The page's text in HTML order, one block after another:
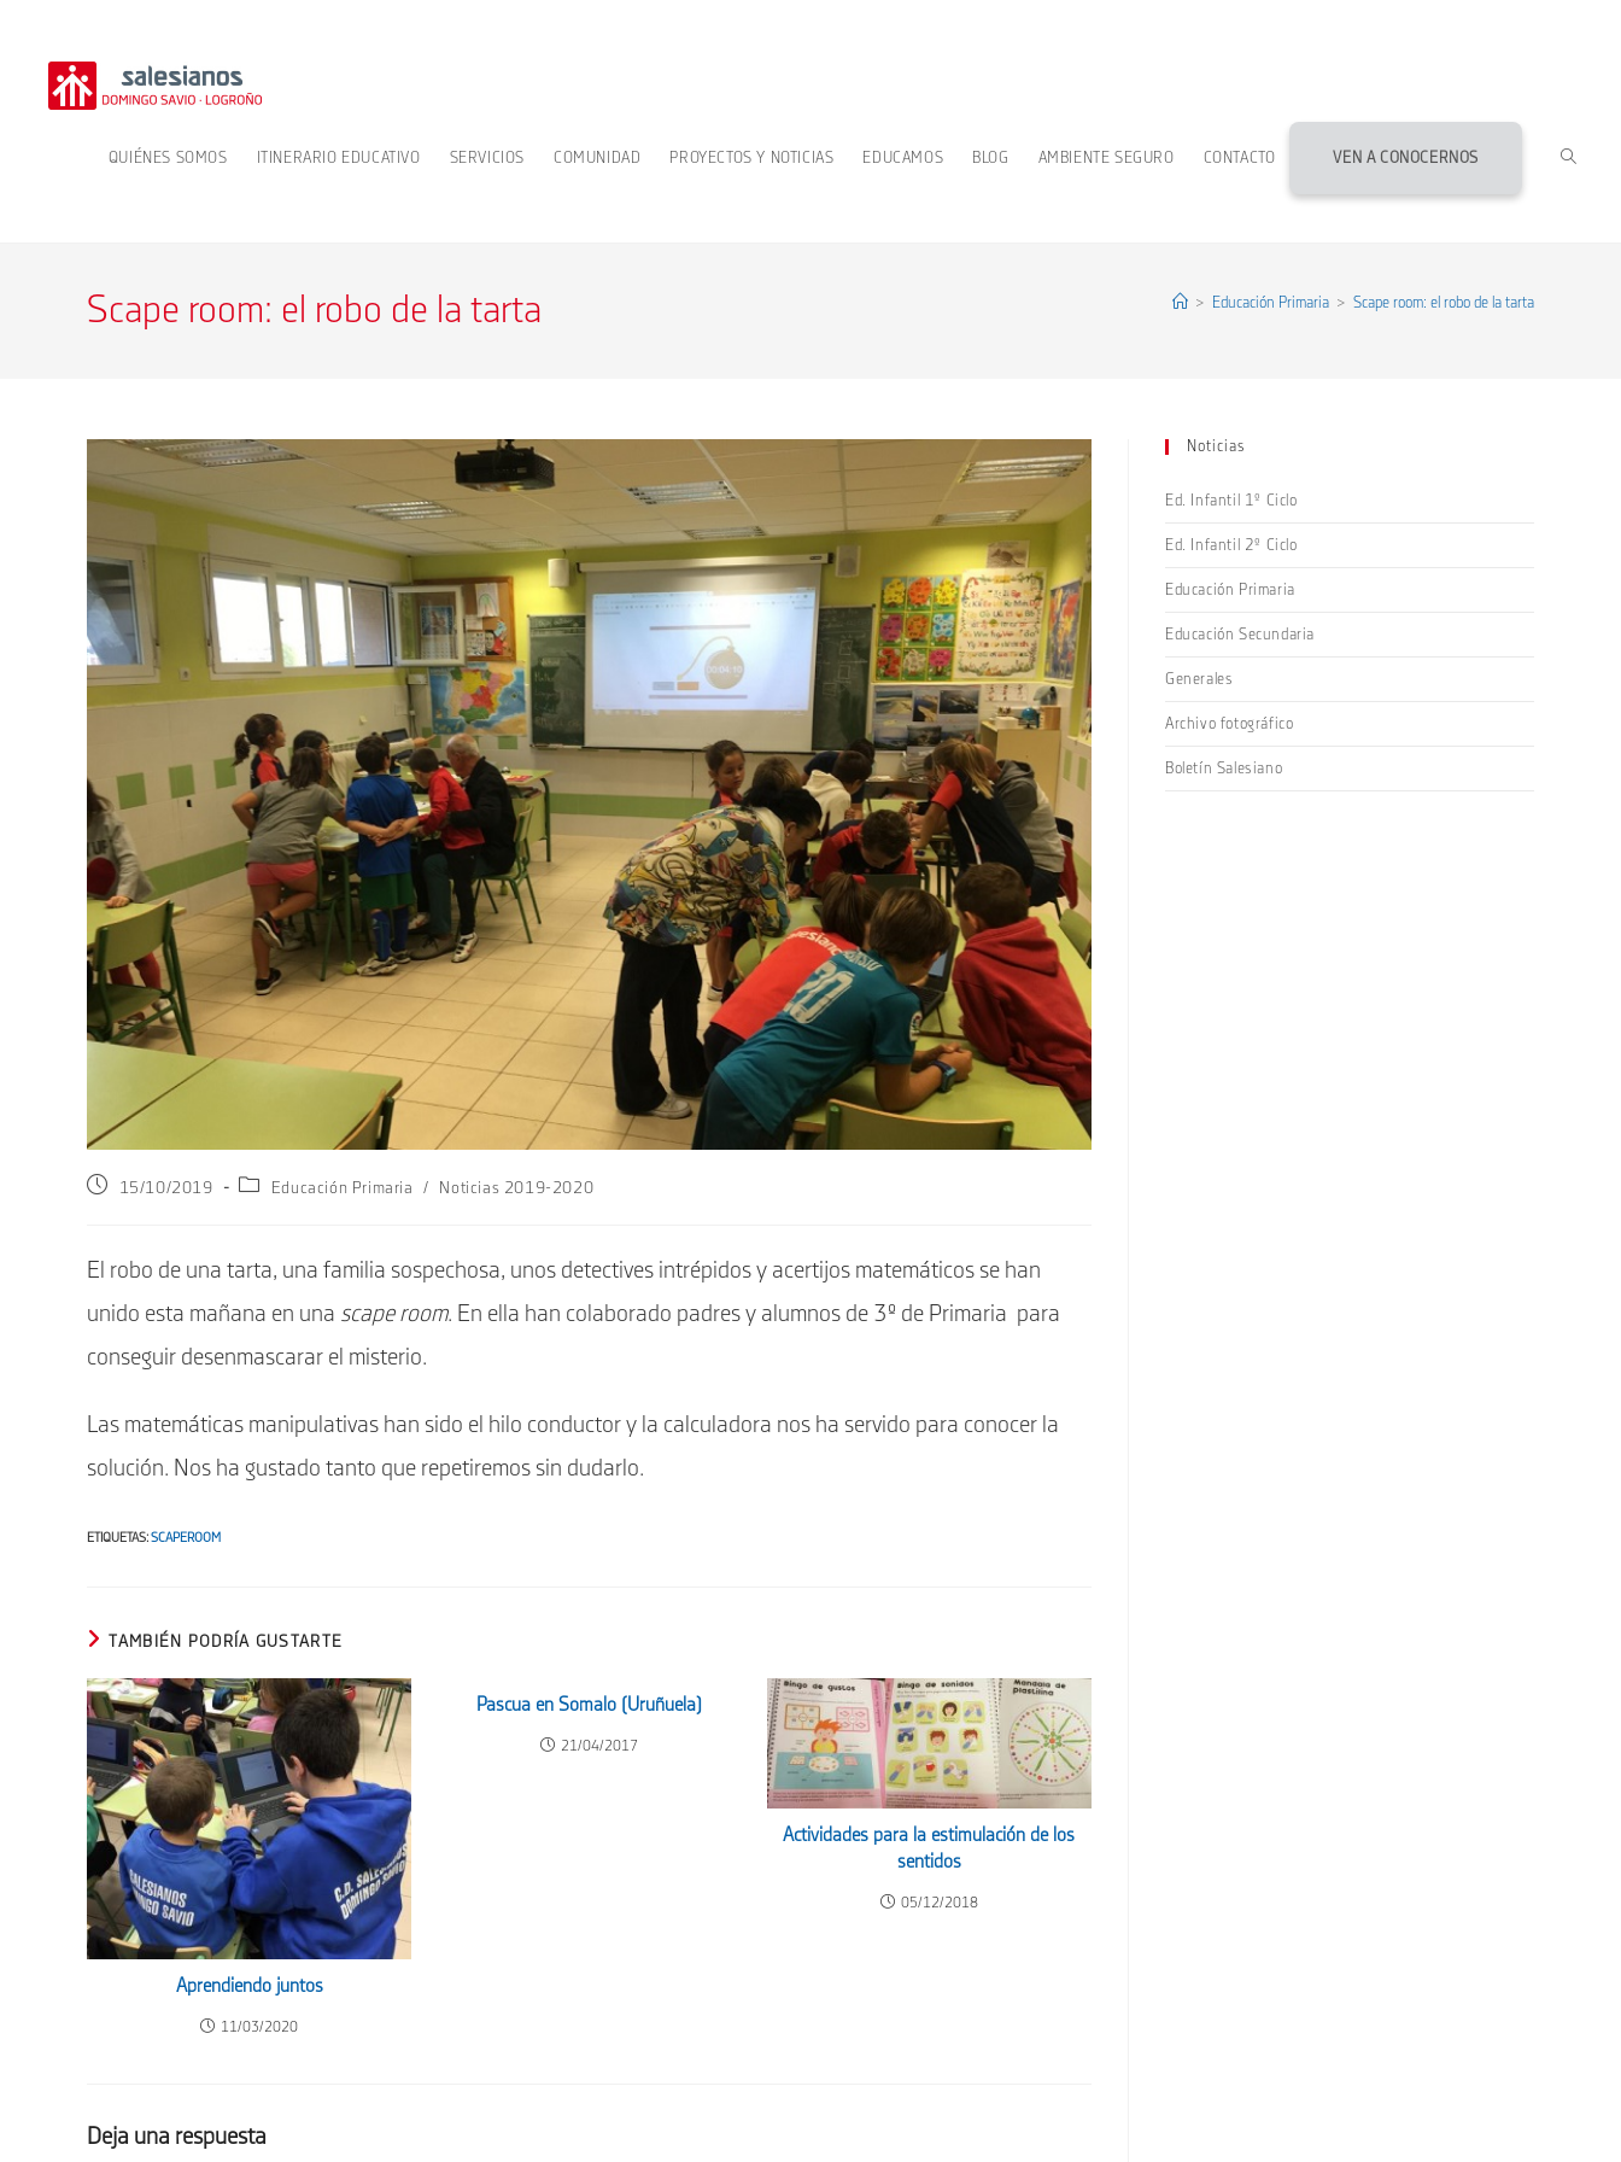
contenido
QUIÉNES SOMOS ITINERARIO EDUCATIVO SERVICIOS COMUNIDAD PROYECTOS Y NOTICIAS EDUCAMOS BLOG AMBIENTE SEGURO CONTACTO VEN A CONOCERNOS
Scape room: el robo de la tarta > Educación Primaria > Scape room: el robo de la tarta
Publicación
15/10/2019
CategoríaEducación Primaria / Noticias 2019-2020
El robo de una tarta, una familia sospechosa, unos detectives intrépidos y acertijos matemáticos se han
unido esta mañana en una scape room. En ella han colaborado padres y alumnos de 3º de Primaria para
conseguir desenmascarar el misterio.
Las matemáticas manipulativas han sido el hilo conductor y la calculadora nos ha servido para conocer la
solución. Nos ha gustado tanto que repetiremos sin dudarlo.
ETIQUETAS: SCAPEROOM
TAMBIÉN PODRÍA GUSTARTE
Aprendiendo juntos
11/03/2020
Pascua en Somalo (Uruñuela)
21/04/2017
Actividades para la estimulación de los
sentidos
05/12/2018
Deja una respuesta
Noticias
Ed. Infantil 1º Ciclo
Ed. Infantil 2º Ciclo
Educación Primaria
Educación Secundaria
Generales
Archivo fotográfico
Boletín Salesiano